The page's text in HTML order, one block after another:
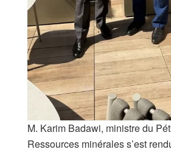
M. Karim Badawi, ministre du
Ressources minérales s’est